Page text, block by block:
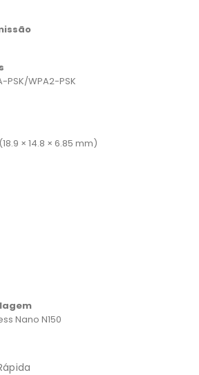
PSK/WPA2-PSK
× 14.8 × 6.85 mm)
Nano N150